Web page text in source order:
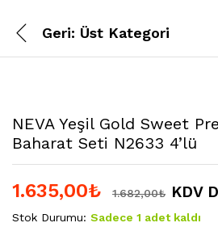
Geri: Üst Kategori
NEVA Yeşil Gold Sweet
Baharat Seti N2633 4’lü
1.635,00₺ 1.682,00₺ KDV
Stok Durumu: Sadece 1 adet kaldı